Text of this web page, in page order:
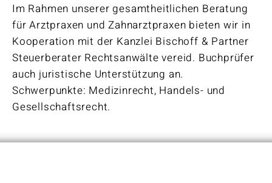
Im Rahmen unserer gesamtheitlichen Beratung
für Arztpraxen und Zahnarztpraxen bieten wir in
Kooperation mit der Kanzlei Bischoff & Partner
Steuerberater Rechtsanwälte vereid. Buchprüfer
auch juristische Unterstützung an.
Schwerpunkte: Medizinrecht, Handels- und
Gesellschaftsrecht.